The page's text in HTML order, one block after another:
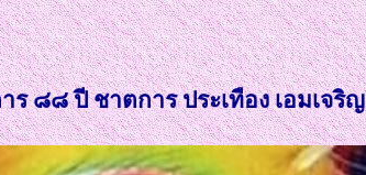
๘๘ ปี ชาตการ ประเทือง เอมเจริญ